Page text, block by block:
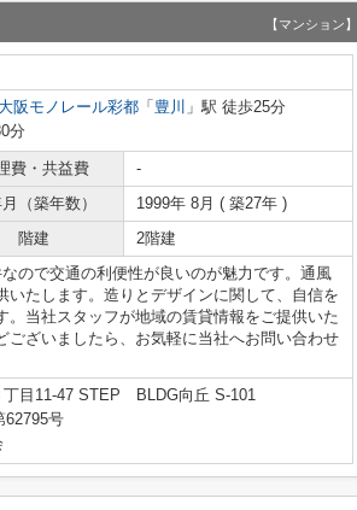
【マンション】
大阪モノレール彩都 「 豊川 」駅 徒歩25分
分
費・共益費
-
（築年数）
1999年 8月 ( 築27年 )
階建 2階建
ので交通の利便性が良いのが魅力です。通風
いたします。造りとデザインに関して、自信を
。当社スタッフが地域の賃貸情報をご提供いた
ございましたら、お気軽に当社へお問い合わせ
丁目11-47 STEP BLDG向丘 S-101
62795号